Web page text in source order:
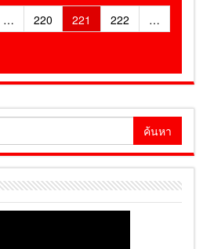
… 220 221 222
…